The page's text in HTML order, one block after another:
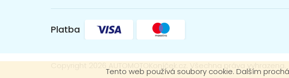
Tento web používá soubory cookie. Dalším
Platba